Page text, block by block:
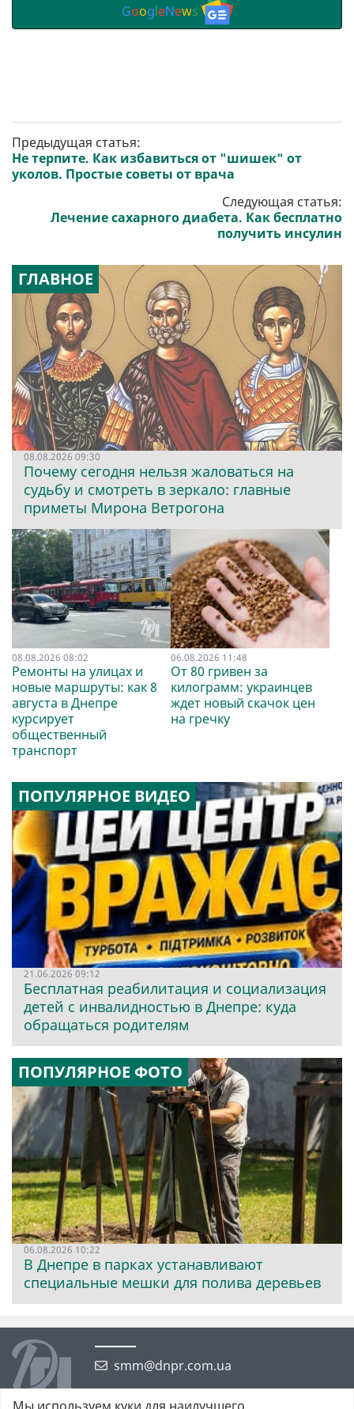
GoogleNews
Предыдущая статья:
Не терпите. Как избавиться от "шишек" от
уколов. Простые советы от врача
Следующая статья:
Лечение сахарного диабета. Как бесплатно
получить инсулин
ГЛАВНОЕ
08.08.2026 09:30
Почему сегодня нельзя жаловаться на
судьбу и смотреть в зеркало: главные
приметы Мирона Ветрогона
08.08.2026 08:02
Ремонты на улицах и
новые маршруты: как 8
августа в Днепре
курсирует
общественный
транспорт
06.08.2026 11:48
От 80 гривен за
килограмм: украинцев
ждет новый скачок цен
на гречку
ПОПУЛЯРНОЕ ВИДЕО
21.06.2026 09:12
Бесплатная реабилитация и социализация
детей с инвалидностью в Днепре: куда
обращаться родителям
ПОПУЛЯРНОЕ ФОТО
06.08.2026 10:22
В Днепре в парках устанавливают
специальные мешки для полива деревьев
smm@dnpr.com.ua